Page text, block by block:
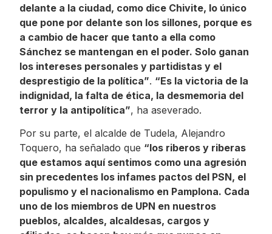
delante a la ciudad, como dice Chivite, lo único
que pone por delante son los sillones, porque es
a cambio de hacer que tanto a ella como
Sánchez se mantengan en el poder. Solo ganan
los intereses personales y partidistas y el
desprestigio de la política”. “Es la victoria de la
indignidad, la falta de ética, la desmemoria del
terror y la antipolítica”, ha aseverado.
Por su parte, el alcalde de Tudela, Alejandro
Toquero, ha señalado que “los riberos y riberas
que estamos aquí sentimos como una agresión
sin precedentes los infames pactos del PSN, el
populismo y el nacionalismo en Pamplona. Cada
uno de los miembros de UPN en nuestros
pueblos, alcaldes, alcaldesas, cargos y